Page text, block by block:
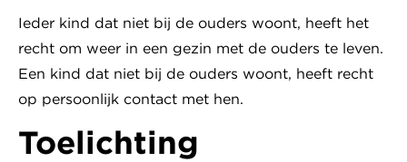
Ieder kind dat niet bij de ouders woont, heeft het
recht om weer in een gezin met de ouders te leven.
Een kind dat niet bij de ouders woont, heeft recht
op persoonlijk contact met hen.
Toelichting